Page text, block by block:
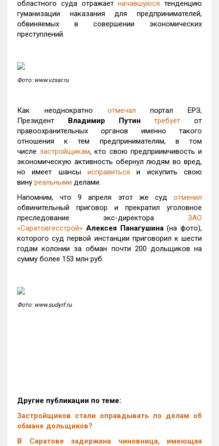
областного суда отражаетначавшуюся тенденцию
гуманизации наказания для предпринимателей,
обвиняемых в совершении экономических
преступлений.
Фото: www.vzsar.ru
Как неоднократно отмечал портал ЕРЗ,
Президент Владимир Путин требует от
правоохранительных органов именно такого
отношения к тем предпринимателям, в том
числе застройщикам, кто свою предприимчивость и
экономическую активность обернул людям во вред,
но имеет шансы исправиться и искупить свою
вину реальными делами.
Напомним, что 9 апреля этот же суд отменил
обвинительный приговор и прекратил уголовное
преследование экс-директора ЗАО
«Саратовгесстрой» Алексея Панагушина(на фото),
которого суд первой инстанции приговорил к шести
годам колонии за обман почти 200 дольщиков на
сумму более 153 млн руб.
Фото: www.sudyrf.ru
Другие публикации по теме:
Застройщиков стали оправдывать по делам об
обмане дольщиков?
В Саратове задержана чиновница, имеющая